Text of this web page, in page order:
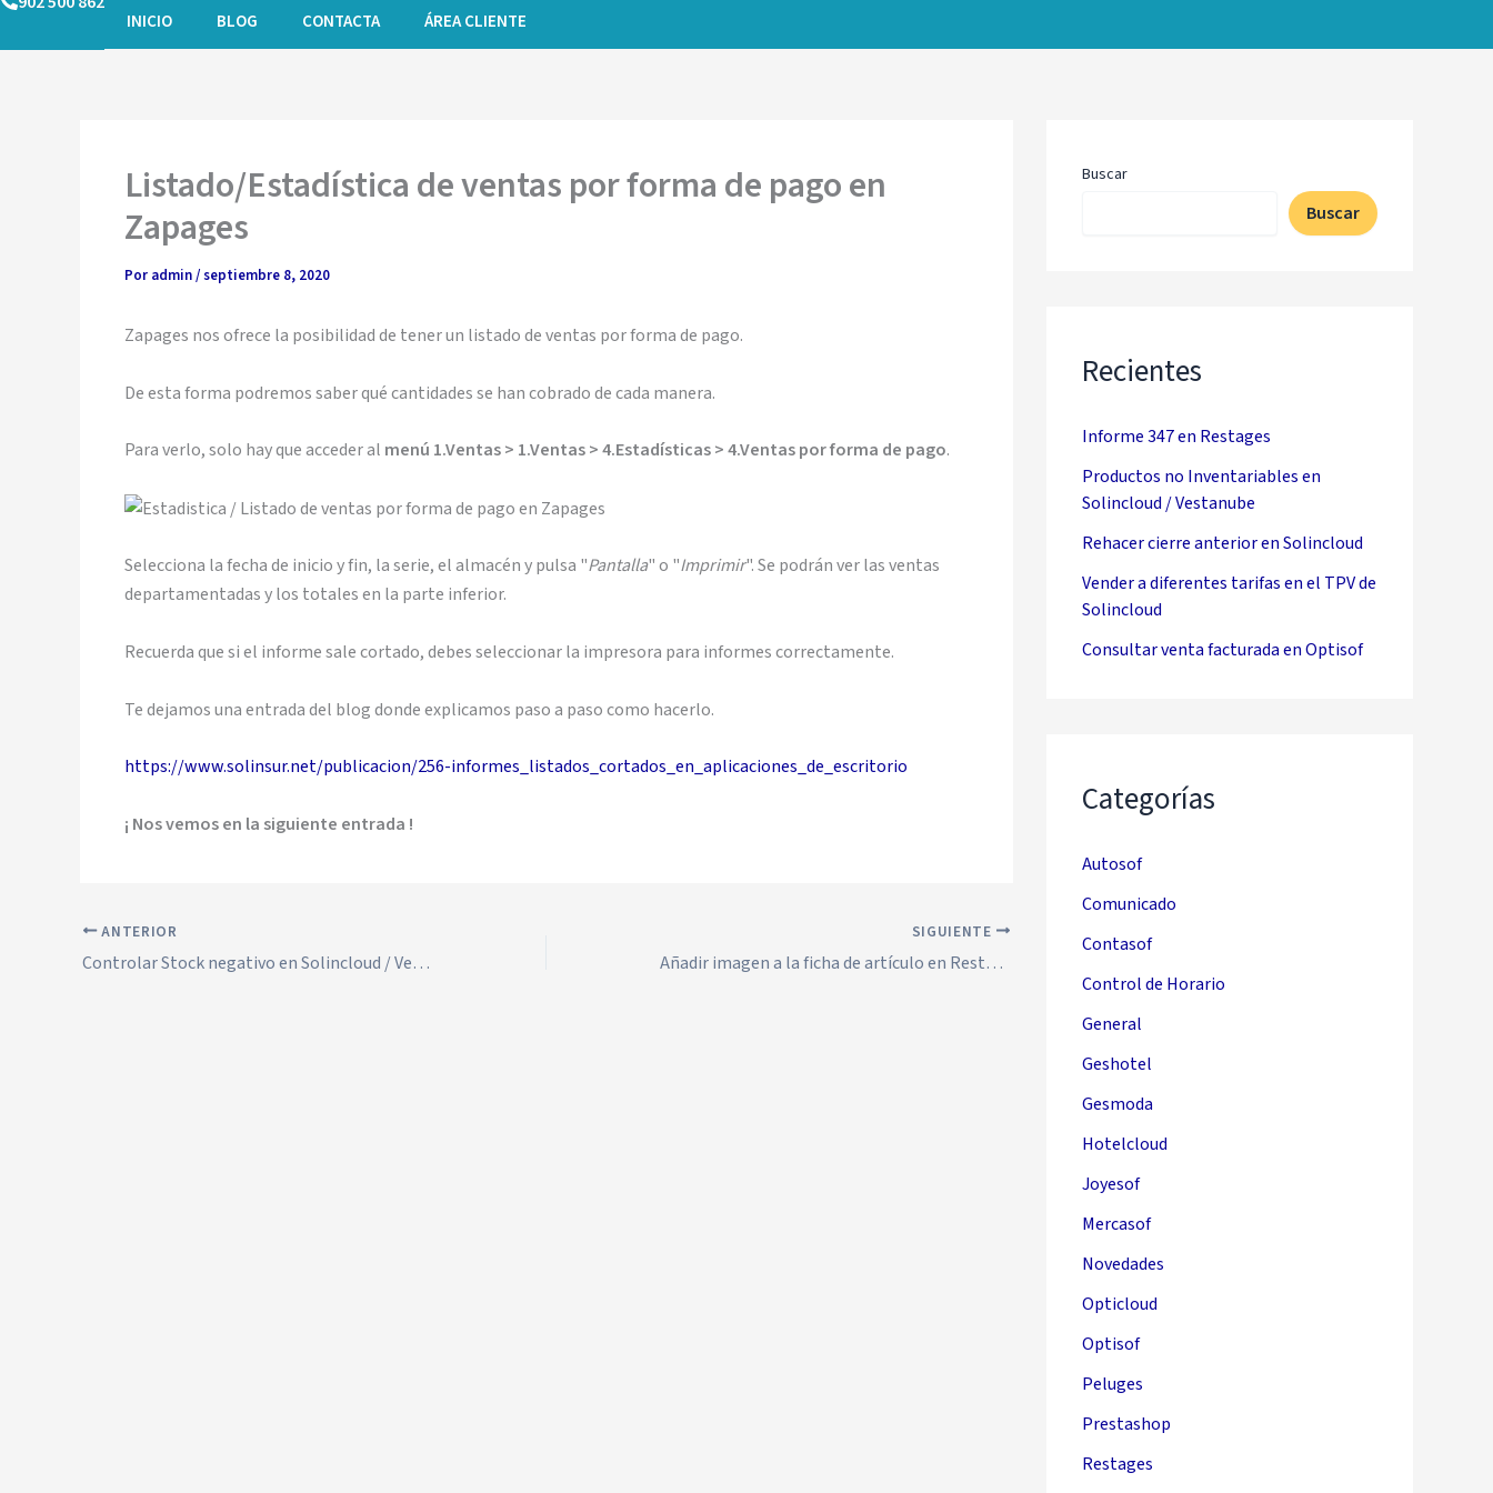
Ir
INICIO BLOG CONTACTA ÁREA CLIENTE
Listado/Estadística de ventas por forma de pago en
Zapages
Por admin/septiembre 8, 2020
Zapages nos ofrece la posibilidad de tener un listado de ventas por forma de pago.
De esta forma podremos saber qué cantidades se han cobrado de cada manera.
Para verlo, solo hay que acceder al menú 1.Ventas > 1.Ventas > 4.Estadísticas > 4.Ventas por forma de pago.
Selecciona la fecha de inicio y fin, la serie, el almacén y pulsa "Pantalla" o "Imprimir". Se podrán ver las ventas
departamentadas y los totales en la parte inferior.
Recuerda que si el informe sale cortado, debes seleccionar la impresora para informes correctamente.
Te dejamos una entrada del blog donde explicamos paso a paso como hacerlo.
https://www.solinsur.net/publicacion/256-informes_listados_cortados_en_aplicaciones_de_escritorio
¡ Nos vemos en la siguiente entrada !
ANTERIOR
Controlar Stock negativo en Solincloud / Vestanube
SIGUIENTE
Añadir imagen a la ficha de artículo en Restages
Buscar
Buscar
Recientes
Informe 347 en Restages
Productos no Inventariables en
Solincloud / Vestanube
Rehacer cierre anterior en Solincloud
Vender a diferentes tarifas en el TPV de
Solincloud
Consultar venta facturada en Optisof
Categorías
Autosof
Comunicado
Contasof
Control de Horario
General
Geshotel
Gesmoda
Hotelcloud
Joyesof
Mercasof
Novedades
Opticloud
Optisof
Peluges
Prestashop
Restages